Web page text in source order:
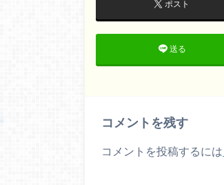
ポスト
送る
コメントを残す
コメントを投稿するには